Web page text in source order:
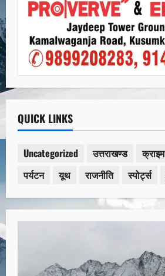
QUICK LINKS
Uncategorized उत्तराखण्ड क्राइम
पर्यटन
यूथ राजनीति स्पोर्ट्स